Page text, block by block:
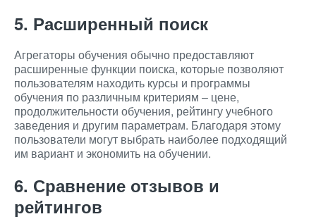
5. Расширенный поиск
Агрегаторы обучения обычно предоставляют
расширенные функции поиска, которые позволяют
пользователям находить курсы и программы
обучения по различным критериям – цене,
продолжительности обучения, рейтингу учебного
заведения и другим параметрам. Благодаря этому
пользователи могут выбрать наиболее подходящий
им вариант и экономить на обучении.
6. Сравнение отзывов и
рейтингов